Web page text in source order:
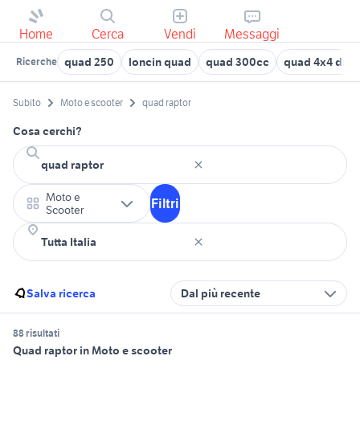
Home Cerca Vendi Messaggi
Ricerche quad 250 loncin quad quad 300cc quad 4x4 da
Subito Moto e scooter quad raptor
Cosa cerchi?
Moto e
Scooter
Filtri
Salva ricerca Dal più recente
88 risultati
Quad raptor in Moto e scooter